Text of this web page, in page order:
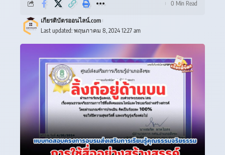
Last updated: พฤษภาคม 8, 2024 12:27 am
เกียรติบัตรออนไลน์.com
0 Min Read